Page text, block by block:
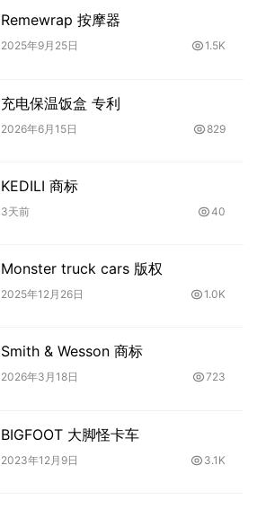
Remewrap 按摩器
2025年9月25日 1.5K
充电保温饭盒 专利
2026年6月15日 829
KEDILI 商标
3天前 40
Monster truck cars 版权
2025年12月26日 1.0K
Smith & Wesson 商标
2026年3月18日 723
BIGFOOT 大脚怪卡车
2023年12月9日 3.1K